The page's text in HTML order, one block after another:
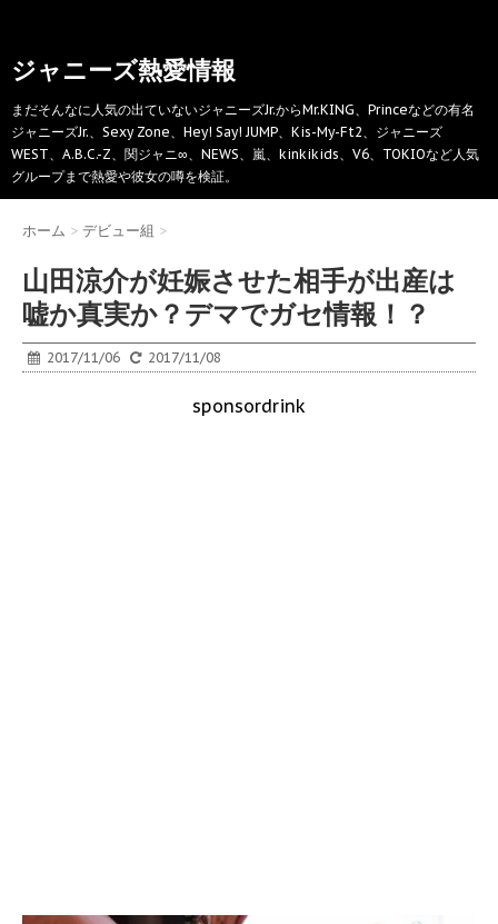
ジャニーズ熱愛情報
まだそんなに人気の出ていないジャニーズJr.からMr.KING、Princeなどの有名
ジャニーズJr.、Sexy Zone、Hey! Say! JUMP、Kis-My-Ft2、ジャニーズ
WEST、A.B.C.-Z、関ジャニ∞、NEWS、嵐、kinkikids、V6、TOKIOなど人気
グループまで熱愛や彼女の噂を検証。
ホーム > デビュー組 >
山田涼介が妊娠させた相手が出産は
嘘か真実か？デマでガセ情報！？
2017/11/06 2017/11/08
sponsordrink